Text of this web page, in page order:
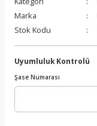
Marka
Stok Kodu
Uyumluluk Kontrolü
Şase Numarası